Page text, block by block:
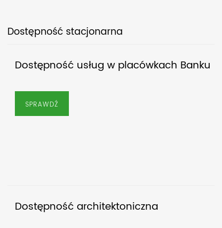
Dostępność stacjonarna
Dostępność usług w placówkach Banku
SPRAWDŹ
Dostępność architektoniczna